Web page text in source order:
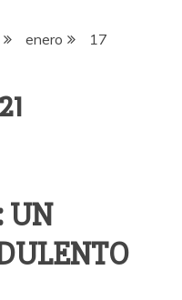
enero 17
UN